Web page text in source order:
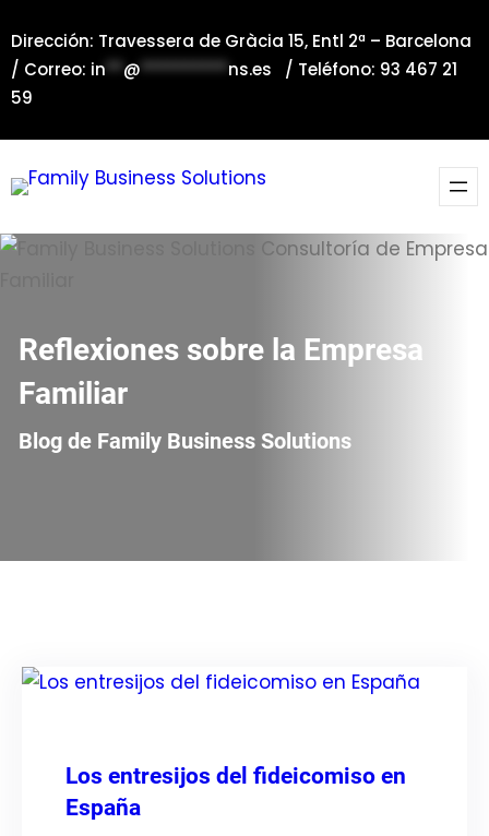
al
contenido
Dirección: Travessera de Gràcia 15, Entl 2ª – Barcelona
/ Correo: in**@**********ns.es / Teléfono: 93 467 21
59
Reflexiones sobre la Empresa
Familiar
Blog de Family Business Solutions
Los entresijos del fideicomiso en
España